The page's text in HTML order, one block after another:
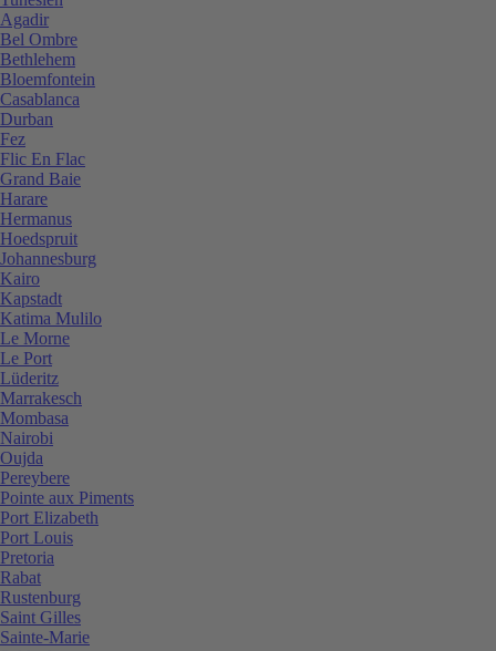
Agadir
Bel Ombre
Bethlehem
Bloemfontein
Casablanca
Durban
Fez
Flic En Flac
Grand Baie
Harare
Hermanus
Hoedspruit
Johannesburg
Kairo
Kapstadt
Katima Mulilo
Le Morne
Le Port
Lüderitz
Marrakesch
Mombasa
Nairobi
Oujda
Pereybere
Pointe aux Piments
Port Elizabeth
Port Louis
Pretoria
Rabat
Rustenburg
Saint Gilles
Sainte-Marie